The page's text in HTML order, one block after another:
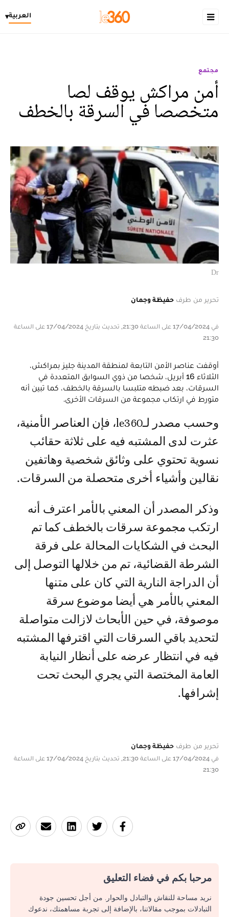
العربية▾
مجتمع
أمن مراكش يوقف لصا
متخصصا في السرقة بالخطف
Dr
تحرير من طرف حفيظة وجمان
في 17/04/2024 على الساعة 21:30, تحديث بتاريخ 17/04/2024 على الساعة
21:30
أوقفت عناصر الأمن التابعة لمنطقة المدينة جليز بمراكش،
الثلاثاء 16 أبريل، شخصا من ذوي السوابق المتعددة في
السرقات، بعد ضبطه متلبسا بالسرقة بالخطف، كما تبين أنه
متورط في ارتكاب مجموعة من السرقات الأخرى.
وحسب مصدر لـle360، فإن العناصر الأمنية،
عثرت لدى المشتبه فيه على ثلاثة حقائب
نسوية تحتوي على وثائق شخصية وهاتفين
نقالين وأشياء أخرى متحصلة من السرقات.
وذكر المصدر أن المعني بالأمر اعترف أنه
ارتكب مجموعة سرقات بالخطف كما تم
البحث في الشكايات المحالة على فرقة
الشرطة القضائية، تم من خلالها التوصل إلى
أن الدراجة النارية التي كان على متنها
المعني بالأمر هي أيضا موضوع سرقة
موصوفة، في حين الأبحاث لازالت متواصلة
لتحديد باقي السرقات التي اقترفها المشتبه
فيه في انتظار عرضه على أنظار النيابة
العامة المختصة التي يجري البحث تحت
إشرافها.
تحرير من طرف حفيظة وجمان
في 17/04/2024 على الساعة 21:30, تحديث بتاريخ 17/04/2024 على الساعة
21:30
مرحبا بكم في فضاء التعليق
نريد مساحة للنقاش والتبادل والحوار. من أجل تحسين جودة
التبادلات بموجب مقالاتنا، بالإضافة إلى تجربة مساهمتك، ندعوك